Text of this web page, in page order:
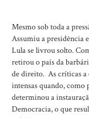
Mesmo sob toda a
Assumiu a presidência
Lula se livrou solto.
retirou o país da
de direito. As críticas a
intensas quando, como
determinou a
Democracia, o que